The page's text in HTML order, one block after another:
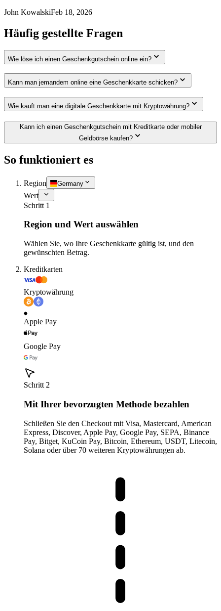
John KowalskiFeb 18, 2026
Häufig gestellte Fragen
Wie löse ich einen Geschenkgutschein online ein?
Kann man jemandem online eine Geschenkkarte schicken?
Wie kauft man eine digitale Geschenkkarte mit Kryptowährung?
Kann ich einen Geschenkgutschein mit Kreditkarte oder mobiler
Geldbörse kaufen?
So funktioniert es
Region Germany
Wert
Schritt 1
Region und Wert auswählen
Wählen Sie, wo Ihre Geschenkkarte gültig ist, und den
gewünschten Betrag.
Kreditkarten
Kryptowährung
Apple Pay
Google Pay
Schritt 2
Mit Ihrer bevorzugten Methode bezahlen
Schließen Sie den Checkout mit Visa, Mastercard, American
Express, Discover, Apple Pay, Google Pay, SEPA, Binance
Pay, Bitget, KuCoin Pay, Bitcoin, Ethereum, USDT, Litecoin,
Solana oder über 70 weiteren Kryptowährungen ab.